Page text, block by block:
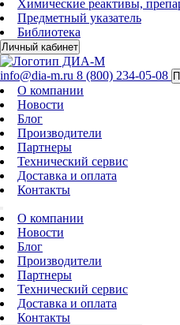
Химические реактивы,
Предметный указатель
Библиотека
Личный кабинет
info@dia-m.ru 8 (800) 234-05-08
О компании
Новости
Блог
Производители
Партнеры
Технический сервис
Доставка и оплата
Контакты
О компании
Новости
Блог
Производители
Партнеры
Технический сервис
Доставка и оплата
Контакты